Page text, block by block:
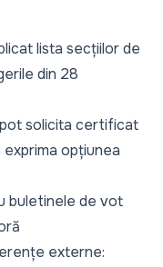
lista secțiilor de
din 28
solicita certificat
opțiunea
buletinele de vot
externe: